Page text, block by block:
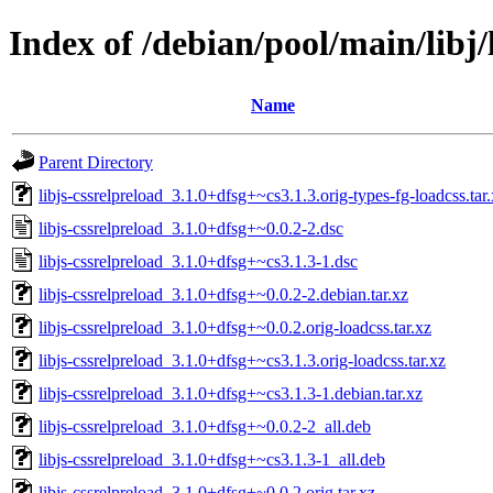
Index of /debian/pool/main/
Name
Parent Directory
libjs-cssrelpreload_3.1.0+dfsg+~cs3.1.3.orig-types-fg-
libjs-cssrelpreload_3.1.0+dfsg+~0.0.2-2.dsc
libjs-cssrelpreload_3.1.0+dfsg+~cs3.1.3-1.dsc
libjs-cssrelpreload_3.1.0+dfsg+~0.0.2-2.debian.tar.xz
libjs-cssrelpreload_3.1.0+dfsg+~0.0.2.orig-loadcss.tar.xz
libjs-cssrelpreload_3.1.0+dfsg+~cs3.1.3.orig-loadcss.tar.xz
libjs-cssrelpreload_3.1.0+dfsg+~cs3.1.3-1.debian.tar.xz
libjs-cssrelpreload_3.1.0+dfsg+~0.0.2-2_all.deb
libjs-cssrelpreload_3.1.0+dfsg+~cs3.1.3-1_all.deb